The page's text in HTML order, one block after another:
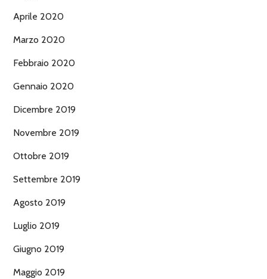
Aprile 2020
Marzo 2020
Febbraio 2020
Gennaio 2020
Dicembre 2019
Novembre 2019
Ottobre 2019
Settembre 2019
Agosto 2019
Luglio 2019
Giugno 2019
Maggio 2019